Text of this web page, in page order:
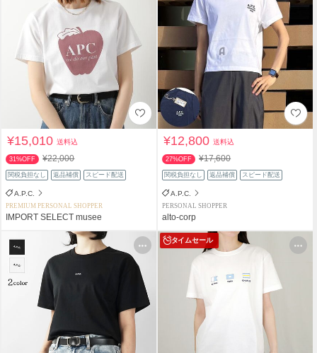
¥15,010送料込
31%OFF ¥22,000
関税負担なし 返品補償 スピード配送
A.P.C.
PREMIUM PERSONAL SHOPPER
IMPORT SELECT musee
¥12,800送料込
27%OFF ¥17,600
関税負担なし 返品補償 スピード配送
A.P.C.
PERSONAL SHOPPER
alto-corp
タイムセール